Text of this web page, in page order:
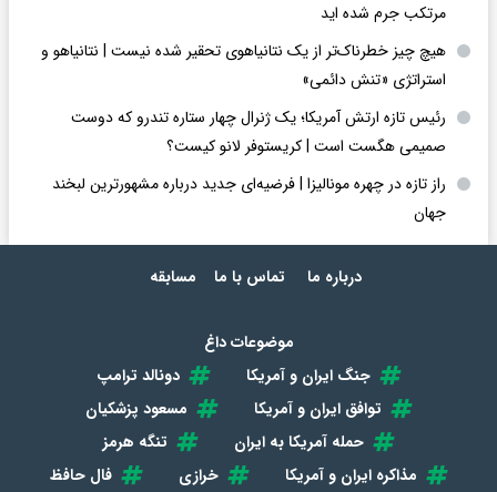
مرتکب جرم شده اید
هیچ چیز خطرناک‌تر از یک نتانیاهوی تحقیر شده نیست | نتانیاهو و
استراتژی «تنش دائمی»
رئیس تازه ارتش آمریکا؛ یک ژنرال چهار ستاره تندرو که دوست
صمیمی هگست است | کریستوفر لانو کیست؟
راز تازه در چهره مونالیزا | فرضیه‌ای جدید درباره مشهورترین لبخند
جهان
درباره ما تماس با ما مسابقه
موضوعات داغ
جنگ ایران و آمریکا
دونالد ترامپ
توافق ایران و آمریکا
مسعود پزشکیان
حمله آمریکا به ایران
تنگه هرمز
مذاکره ایران و آمریکا
خرازی فال حافظ